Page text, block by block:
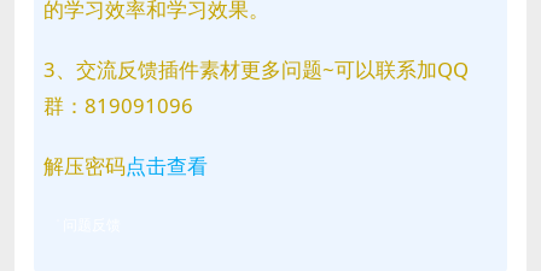
的学习效率和学习效果。
3、交流反馈插件素材更多问题~可以联系加QQ
群：819091096
解压密码点击查看